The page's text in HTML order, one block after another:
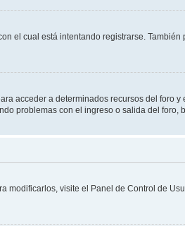
el cual está intentando registrarse.
acceder a determinados recursos del foro
problemas con el ingreso o salida del foro,
visite el Panel de Control de